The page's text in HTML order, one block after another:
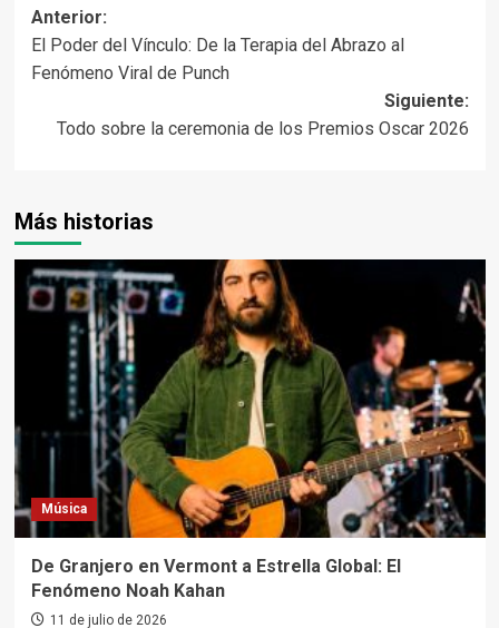
Navegación
de
Anterior:
El Poder del Vínculo: De la Terapia del Abrazo al
Fenómeno Viral de Punch
Siguiente:
Todo sobre la ceremonia de los Premios Oscar 2026
Más historias
Música
De Granjero en Vermont a Estrella Global: El
Fenómeno Noah Kahan
11 de julio de 2026